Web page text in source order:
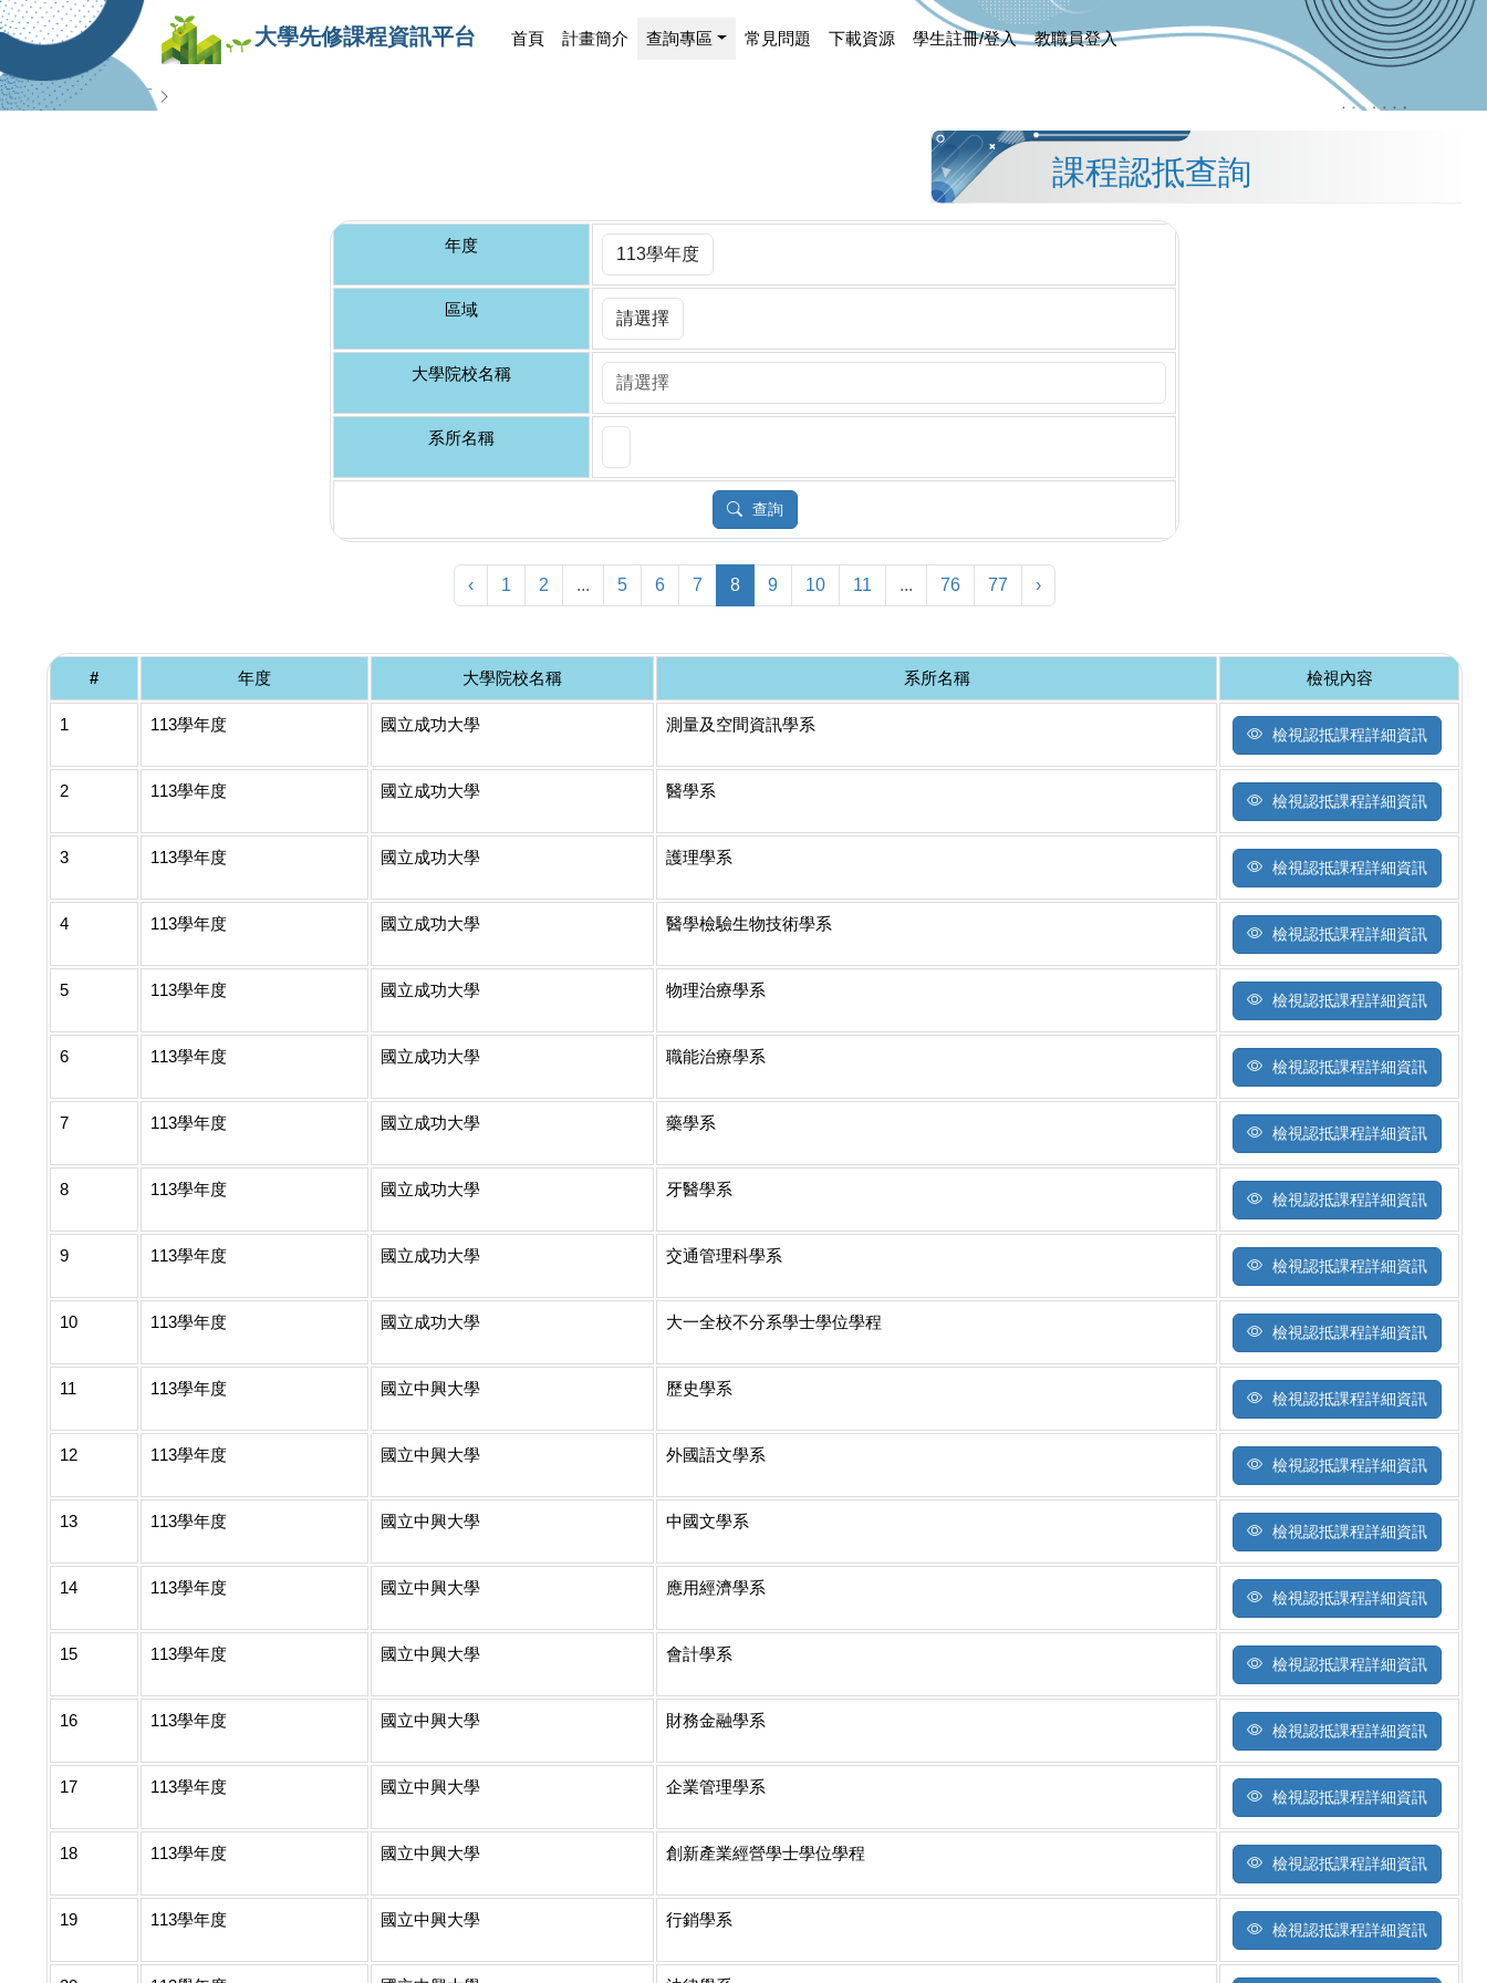
大學先修課程資訊平台 首頁 計畫簡介 查詢專區 常見問題 下載資源 學生註冊/登入 教職員登入
查詢專區
課程認抵查詢
年度
區域
大學院校名稱
系所名稱
查詢
‹ 1 2 ... 5 6 7 8 9 10 11 ... 76 77 ›
# 年度 大學院校名稱 系所名稱 檢視內容
1 113學年度 國立成功大學 測量及空間資訊學系
檢視認抵課程詳細資訊
2 113學年度 國立成功大學 醫學系
檢視認抵課程詳細資訊
3 113學年度 國立成功大學 護理學系
檢視認抵課程詳細資訊
4 113學年度 國立成功大學 醫學檢驗生物技術學系
檢視認抵課程詳細資訊
5 113學年度 國立成功大學 物理治療學系
檢視認抵課程詳細資訊
6 113學年度 國立成功大學 職能治療學系
檢視認抵課程詳細資訊
7 113學年度 國立成功大學 藥學系
檢視認抵課程詳細資訊
8 113學年度 國立成功大學 牙醫學系
檢視認抵課程詳細資訊
9 113學年度 國立成功大學 交通管理科學系
檢視認抵課程詳細資訊
10 113學年度 國立成功大學 大一全校不分系學士學位學程
檢視認抵課程詳細資訊
11 113學年度 國立中興大學 歷史學系
檢視認抵課程詳細資訊
12 113學年度 國立中興大學 外國語文學系
檢視認抵課程詳細資訊
13 113學年度 國立中興大學 中國文學系
檢視認抵課程詳細資訊
14 113學年度 國立中興大學 應用經濟學系
檢視認抵課程詳細資訊
15 113學年度 國立中興大學 會計學系
檢視認抵課程詳細資訊
16 113學年度 國立中興大學 財務金融學系
檢視認抵課程詳細資訊
17 113學年度 國立中興大學 企業管理學系
檢視認抵課程詳細資訊
18 113學年度 國立中興大學 創新產業經營學士學位學程
檢視認抵課程詳細資訊
19 113學年度 國立中興大學 行銷學系
檢視認抵課程詳細資訊